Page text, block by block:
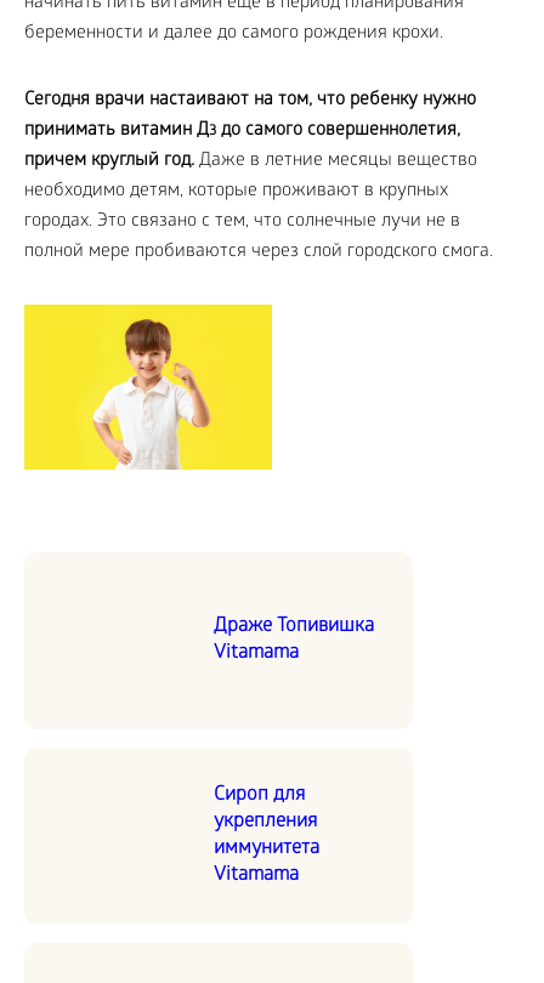
беременности и далее до самого рождения крохи.
Сегодня врачи настаивают на том, что ребенку нужно
принимать витамин Д3 до самого совершеннолетия,
причем круглый год. Даже в летние месяцы вещество
необходимо детям, которые проживают в крупных
городах. Это связано с тем, что солнечные лучи не в
полной мере пробиваются через слой городского смога.
Драже Топивишка
Vitamama
Сироп для
укрепления
иммунитета
Vitamama